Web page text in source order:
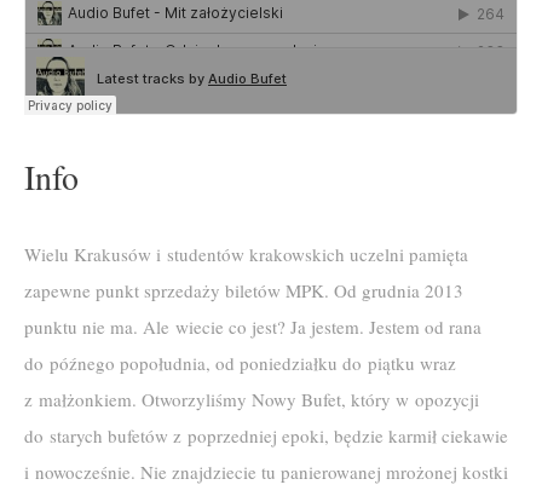
Info
Wielu Krakusów i studentów krakowskich uczelni pamięta
zapewne punkt sprzedaży biletów MPK. Od grudnia 2013
punktu nie ma. Ale wiecie co jest? Ja jestem. Jestem od rana
do późnego popołudnia, od poniedziałku do piątku wraz
z małżonkiem. Otworzyliśmy Nowy Bufet, który w opozycji
do starych bufetów z poprzedniej epoki, będzie karmił ciekawie
i nowocześnie. Nie znajdziecie tu panierowanej mrożonej kostki